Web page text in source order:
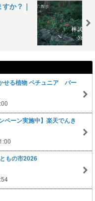
か？｜
せる植物 ペチュニア バー
ペーン実施中】楽天でんき
もの市2026